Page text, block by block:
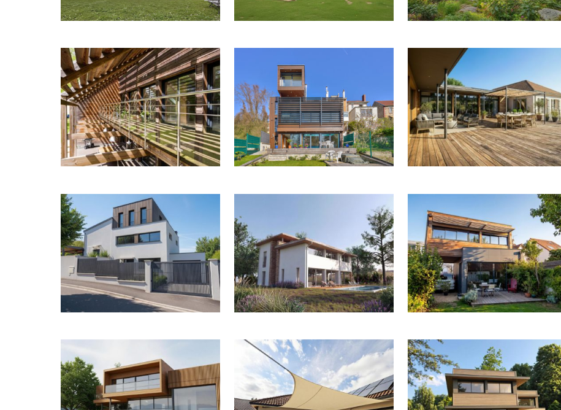
UNE LONGÈRE CONTEMPORAINE CHAMBRE AVEC VUE À CHATOU
CONSTRUCTION EN MAÇONNERIE ET
OSSATURE BOIS À VILLIERS-ADAM
CONSTRUCTION D’UNE MAISON EN
MAÇONNERIE À RUEIL-MALMAISON
CONSTRUCTION D’UNE MAISON EN
MAÇONNERIE À CROISSY-SUR-SEINE
EXTENSION D’UNE MAISON INDIVIDUELLE ET
REDISTRIBUTION INTÉRIEURE À NANTERRE
CONSTRUCTION D’UNE MAISON
CONTEMPORAINE À BERNAY
EXTENSION D’UN PAVILLON À FÉROLLES-
ATILLY
MAISON D’ARCHITECTE À MONFORT-
LAMAURY